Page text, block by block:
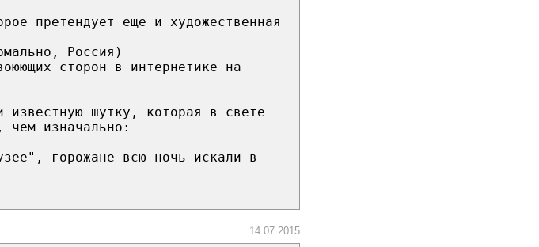
претендует еще и художественная
Россия)
сторон в интернетике на
известную шутку, которая в свете
чем изначально:
горожане всю ночь искали в
14.07.2015